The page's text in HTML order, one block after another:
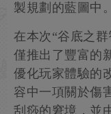
製規劃的藍圖中。
在本次“谷底之
僅推出了豐富的
優化玩家體驗的
容中一項關於傷
刮痧的窘境，並